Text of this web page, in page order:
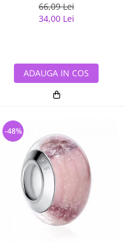
66,09 Lei
34,00 Lei
ADAUGA IN COS
-48%